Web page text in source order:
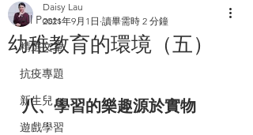
All Posts
精選文章
抗疫專題
新生兒
遊戲學習
幼稚教育的環境（五）
Daisy Lau
2021年9月1日 讀畢需時 2 分鐘
八、學習的樂趣源於實物